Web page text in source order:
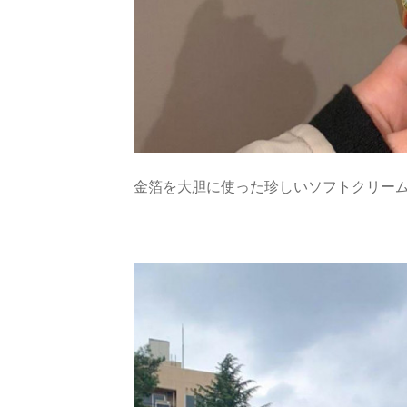
金箔を大胆に使った珍しいソフトクリー